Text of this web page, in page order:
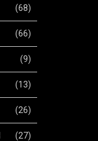
(68)
(66)
(9)
(13)
(26)
(27)